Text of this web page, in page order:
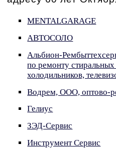
MENTALGARAGE
АВТОСОЛО
Альбион-
по ремонту
холодильников,
Водрем, ООО, оптово-
Гелиус
ЗЭД-Сервис
Инструмент Сервис